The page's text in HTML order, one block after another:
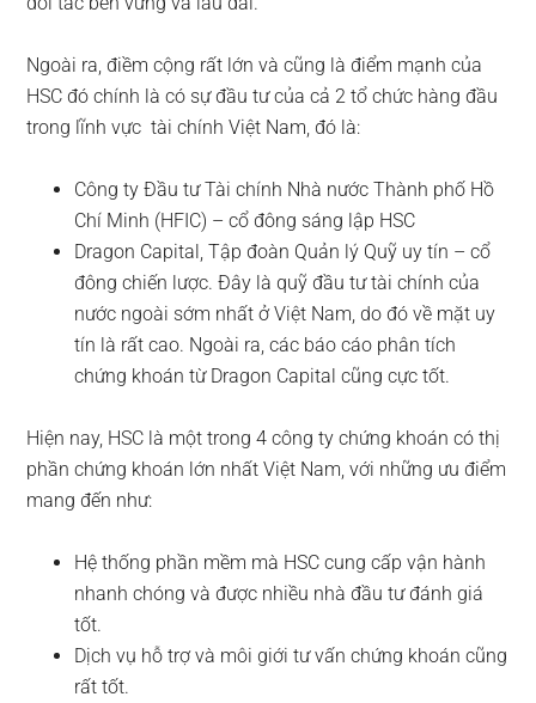
Ngoài ra, điềm cộng rất lớn và cũng là điểm mạnh của
HSC đó chính là có sự đầu tư của cả 2 tổ chức hàng đầu
trong lĩnh vực tài chính Việt Nam, đó là:
Công ty Đầu tư Tài chính Nhà nước Thành phố Hồ
Chí Minh (HFIC) – cổ đông sáng lập HSC
Dragon Capital, Tập đoàn Quản lý Quỹ uy tín – cổ
đông chiến lược. Đây là quỹ đầu tư tài chính của
nước ngoài sớm nhất ở Việt Nam, do đó về mặt uy
tín là rất cao. Ngoài ra, các báo cáo phân tích
chứng khoán từ Dragon Capital cũng cực tốt.
Hiện nay, HSC là một trong 4 công ty chứng khoán có thị
phần chứng khoán lớn nhất Việt Nam, với những ưu điểm
mang đến như:
Hệ thống phần mềm mà HSC cung cấp vận hành
nhanh chóng và được nhiều nhà đầu tư đánh giá
tốt.
Dịch vụ hỗ trợ và môi giới tư vấn chứng khoán cũng
rất tốt.